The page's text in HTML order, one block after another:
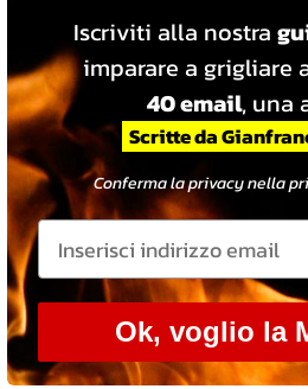
Iscriviti alla nostra
imparare a grigliare
40 email, una
Scritte da
Conferma la privacy nella
Ok, voglio la